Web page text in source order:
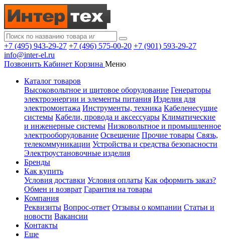
+7 (495) 943-29-27 +7 (496) 575-00-20 +7 (901) 593-29-27
info@inter-el.ru
Позвонить Кабинет Корзина Меню
Каталог товаров
Высоковольтное и щитовое оборудование Генераторы
электроэнергии и элементы питания Изделия для
электромонтажа Инструменты, техника Кабеленесущие
системы Кабели, провода и аксессуары Климатические
и инженерные системы Низковольтное и промышленное
электрооборудование Освещение Прочие товары Связь,
телекоммуникации Устройства и средства безопасности
Электроустановочные изделия
Бренды
Как купить
Условия доставки Условия оплаты Как оформить заказ?
Обмен и возврат Гарантия на товары
Компания
Реквизиты Вопрос-ответ Отзывы о компании Статьи и
новости Вакансии
Контакты
Еще